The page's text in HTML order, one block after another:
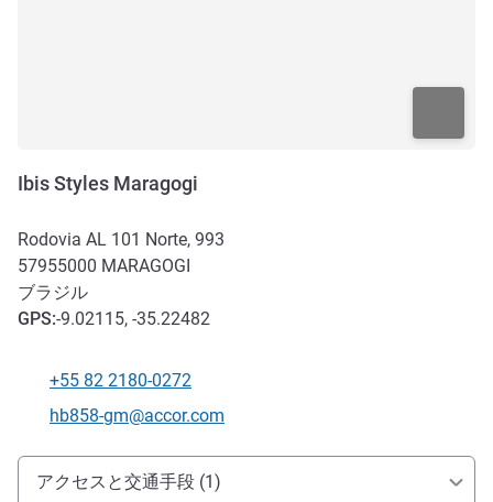
Ibis Styles Maragogi
Rodovia AL 101 Norte, 993
57955000 MARAGOGI
ブラジル
GPS:-9.02115, -35.22482
電話番号
+55 82 2180-0272
Eメール
hb858-gm@accor.com
アクセスと交通機関
アクセスと交通手段 (1)